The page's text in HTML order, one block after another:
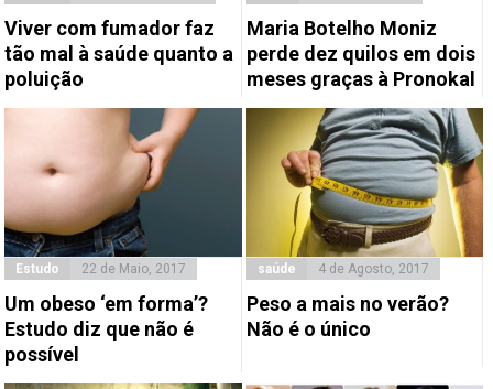
Viver com fumador faz
tão mal à saúde quanto a
poluição
Maria Botelho Moniz
perde dez quilos em dois
meses graças à Pronokal
Estudo 22 de Maio, 2017
Um obeso ‘em forma’?
Estudo diz que não é
possível
saúde 4 de Agosto, 2017
Peso a mais no verão?
Não é o único